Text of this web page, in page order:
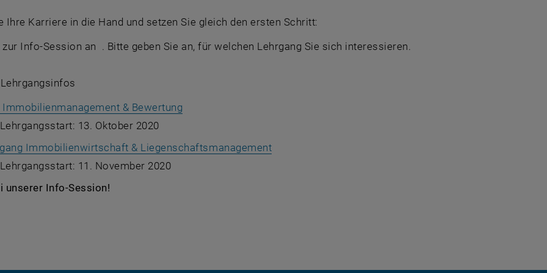
Ihre Karriere in die Hand und setzen Sie gleich den ersten Schritt:
Info-Session an . Bitte geben Sie an, für welchen Lehrgang Sie sich interessieren.
& Bewertung
13. Oktober 2020
Immobilienwirtschaft & Liegenschaftsmanagement
11. November 2020
unserer Info-Session!